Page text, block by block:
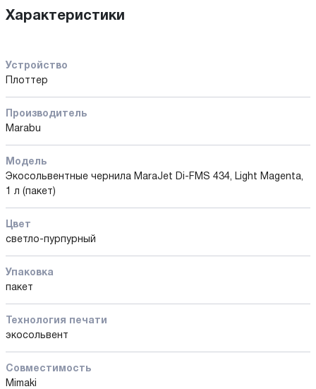
Характеристики
Устройство
Плоттер
Производитель
Marabu
Модель
Экосольвентные чернила MaraJet Di-FMS 434, Light Magenta,
1 л (пакет)
Цвет
светло-пурпурный
Упаковка
пакет
Технология печати
экосольвент
Совместимость
Mimaki